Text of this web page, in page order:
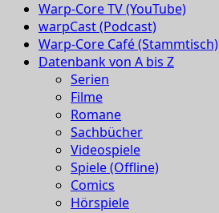
Warp-Core TV (YouTube)
warpCast (Podcast)
Warp-Core Café (Stammtisch)
Datenbank von A bis Z
Serien
Filme
Romane
Sachbücher
Videospiele
Spiele (Offline)
Comics
Hörspiele